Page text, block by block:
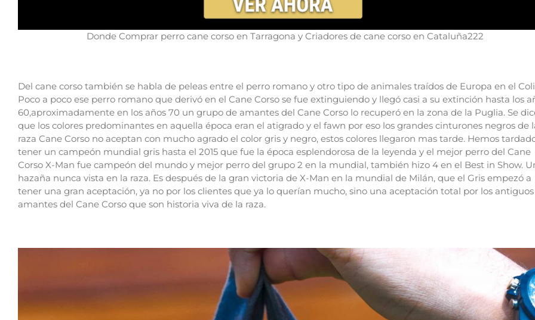
Donde Comprar perro cane corso en Tarragona y Criadores de cane corso en Cataluña222
Del cane corso también se habla de peleas entre el perro romano y otro tipo de animales traídos de Europa en el
Poco a poco ese perro romano que derivó en el Cane Corso se fue extinguiendo y llegó casi a su extinción hasta los
60,aproximadamente en los años 70 un grupo de amantes del Cane Corso lo recuperó en la zona de la Puglia. Se
que los colores predominantes en aquella época eran el atigrado y el fawn por eso los grandes cinturones negros de
raza Cane Corso no aceptan con mucho agrado el color gris y negro, estos colores llegaron mas tarde. Hemos
tener un campeón mundial gris hasta el 2015 que fue la época esplendorosa de la leyenda y el mejor perro del Cane
Corso X-Man fue campeón del mundo y mejor perro del grupo 2 en la mundial, también hizo 4 en el Best in Show.
hazaña nunca vista en la raza. Es después de la gran victoria de X-Man en la mundial de Milán, que el Gris empezó a
tener una gran aceptación, ya no por los clientes que ya lo querían mucho, sino una aceptación total por los antiguos
amantes del Cane Corso que son historia viva de la raza.